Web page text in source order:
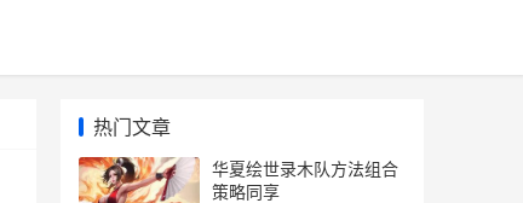
热门文章
华夏绘世录木队方法组合
策略同享